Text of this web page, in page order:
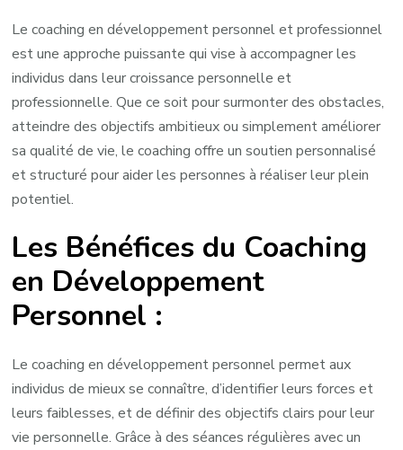
Le coaching en développement personnel et professionnel
est une approche puissante qui vise à accompagner les
individus dans leur croissance personnelle et
professionnelle. Que ce soit pour surmonter des obstacles,
atteindre des objectifs ambitieux ou simplement améliorer
sa qualité de vie, le coaching offre un soutien personnalisé
et structuré pour aider les personnes à réaliser leur plein
potentiel.
Les Bénéfices du Coaching
en Développement
Personnel :
Le coaching en développement personnel permet aux
individus de mieux se connaître, d’identifier leurs forces et
leurs faiblesses, et de définir des objectifs clairs pour leur
vie personnelle. Grâce à des séances régulières avec un